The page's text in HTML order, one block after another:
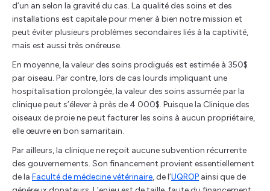
d’un an selon la gravité du cas. La qualité des soins et des
installations est capitale pour mener à bien notre mission et
peut éviter plusieurs problèmes secondaires liés à la captivité,
mais est aussi très onéreuse.
En moyenne, la valeur des soins prodigués est estimée à 350$
par oiseau. Par contre, lors de cas lourds impliquant une
hospitalisation prolongée, la valeur des soins assumée par la
clinique peut s’élever à près de 4 000$. Puisque la Clinique des
oiseaux de proie ne peut facturer les soins à aucun propriétaire,
elle œuvre en bon samaritain.
Par ailleurs, la clinique ne reçoit aucune subvention récurrente
des gouvernements. Son financement provient essentiellement
de la Faculté de médecine vétérinaire, de l’UQROP ainsi que de